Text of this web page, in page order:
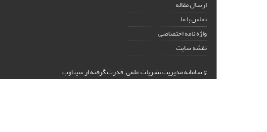
ارسال مقاله
تماس با ما
واژه نامه اختصاصی
نقشه سایت
© سامانه مدیریت نشریات علمی.قدرت گرفته ازسیناوب